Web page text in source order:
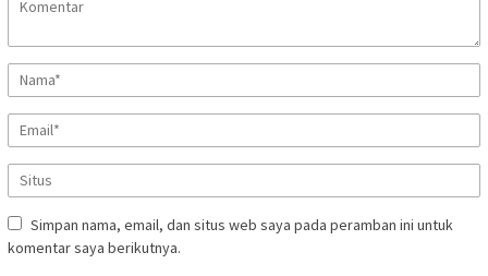
Simpan nama, email, dan situs web saya pada peramban ini untuk
komentar saya berikutnya.